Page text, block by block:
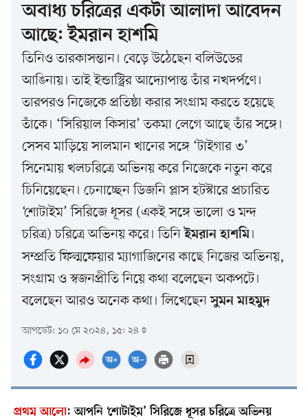
অবাধ্য চরিত্রের একটা আলাদা আবেদন
আছে: ইমরান হাশমি
তিনিও তারকাসন্তান। বেড়ে উঠেছেন বলিউডের
আঙিনায়। তাই ইন্ডাস্ট্রির আদ্যোপান্ত তাঁর নখদর্পণে।
তারপরও নিজেকে প্রতিষ্ঠা করার সংগ্রাম করতে হয়েছে
তাঁকে। ‘সিরিয়াল কিসার’ তকমা লেগে আছে তাঁর সঙ্গে।
সেসব মাড়িয়ে সালমান খানের সঙ্গে ‘টাইগার ৩’
সিনেমায় খলচরিত্রে অভিনয় করে নিজেকে নতুন করে
চিনিয়েছেন। চেনাচ্ছেন ডিজনি প্লাস হটস্টারে প্রচারিত
‘শোটাইম’ সিরিজে ধূসর (একই সঙ্গে ভালো ও মন্দ
চরিত্র) চরিত্রে অভিনয় করে। তিনিইমরান হাশমি।
সম্প্রতি ফিল্মফেয়ার ম্যাগাজিনের কাছে নিজের অভিনয়,
সংগ্রাম ও স্বজনপ্রীতি নিয়ে কথা বলেছেন অকপটে।
বলেছেন আরও অনেক কথা। লিখেছেনসুমন মাহমুদ
আপডেট: ১০ মে ২০২৪, ১৫: ২৪
প্রথম আলো:আপনি ‘শোটাইম’ সিরিজে ধূসর চরিত্রে অভিনয়